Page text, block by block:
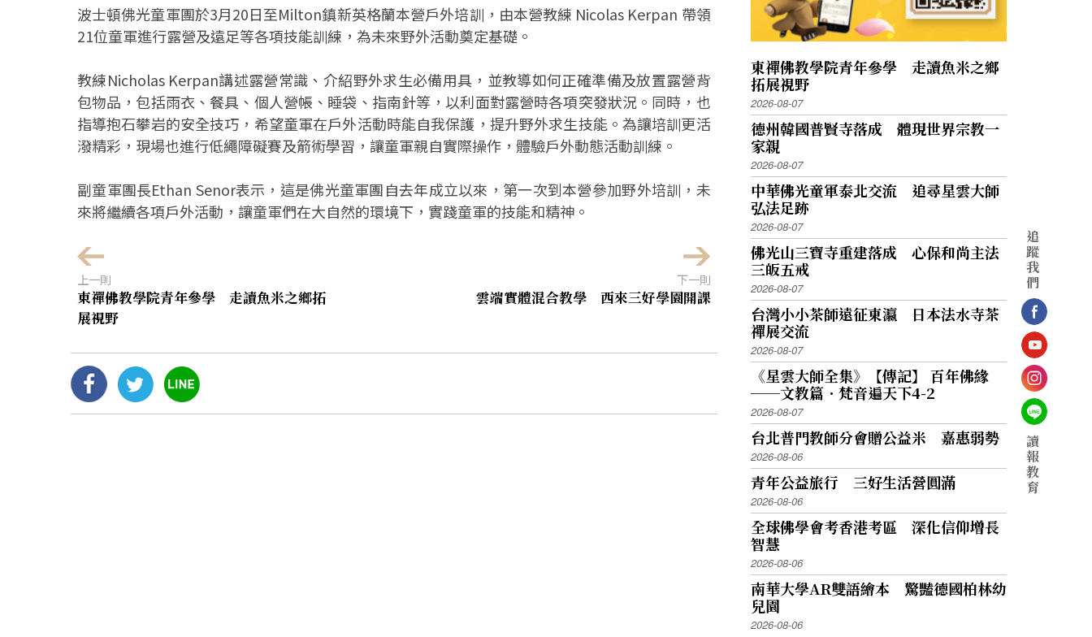
波士頓佛光童軍團於3月20日至Milton鎮新英格蘭本營戶外培訓，由本營教練 Nicolas Kerpan 帶領
21位童軍進行露營及遠足等各項技能訓練，為未來野外活動奠定基礎。
教練Nicholas Kerpan講述露營常識、介紹野外求生必備用具，並教導如何正確準備及放置露營背
包物品，包括雨衣、餐具、個人營帳、睡袋、指南針等，以利面對露營時各項突發狀況。同時，也
指導抱石攀岩的安全技巧，希望童軍在戶外活動時能自我保護，提升野外求生技能。為讓培訓更活
潑精彩，現場也進行低繩障礙賽及箭術學習，讓童軍親自實際操作，體驗戶外動態活動訓練。
副童軍團長Ethan Senor表示，這是佛光童軍團自去年成立以來，第一次到本營參加野外培訓，未
來將繼續各項戶外活動，讓童軍們在大自然的環境下，實踐童軍的技能和精神。
上一則
東禪佛教學院青年參學 走讀魚米之鄉拓
展視野
下一則
雲端實體混合教學 西來三好學園開課
東禪佛教學院青年參學 走讀魚米之鄉
拓展視野
2026-08-07
德州韓國普賢寺落成 體現世界宗教一
家親
2026-08-07
中華佛光童軍泰北交流 追尋星雲大師
弘法足跡
2026-08-07
佛光山三寶寺重建落成 心保和尚主法
三皈五戒
2026-08-07
台灣小小茶師遠征東瀛 日本法水寺茶
禪展交流
2026-08-07
《星雲大師全集》【傳記】 百年佛緣
──文教篇．梵音遍天下4-2
2026-08-07
台北普門教師分會贈公益米 嘉惠弱勢
2026-08-06
青年公益旅行 三好生活營圓滿
2026-08-06
全球佛學會考香港考區 深化信仰增長
智慧
2026-08-06
南華大學AR雙語繪本 驚豔德國柏林幼
兒園
2026-08-06
追
蹤
我
們
讀
報
教
育